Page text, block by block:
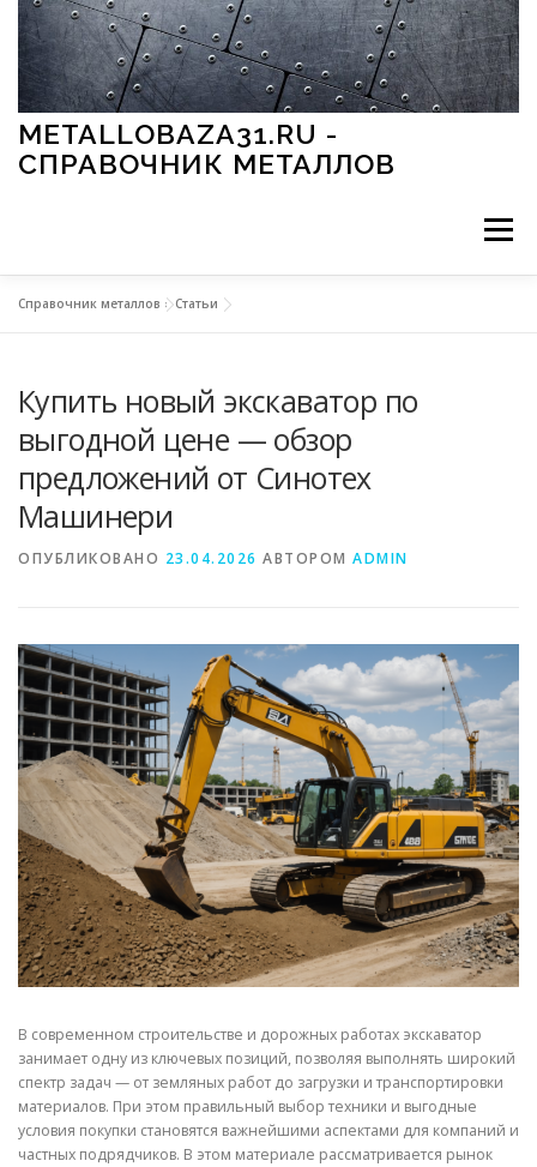
Перейти к содержимому
METALLOBAZA31.RU -
СПРАВОЧНИК МЕТАЛЛОВ
Меню
МЕТАЛЛЫ И ОКРУЖАЮЩАЯ СРЕДА
ПРИМЕНЕНИЕ МЕТАЛЛОВ
СТАТЬИ
Справочник металлов »Статьи
Купить новый экскаватор по
выгодной цене — обзор
предложений от Синотех
Машинери
ОПУБЛИКОВАНО 23.04.2026 АВТОРОМ ADMIN
В современном строительстве и дорожных работах экскаватор
занимает одну из ключевых позиций, позволяя выполнять широкий
спектр задач — от земляных работ до загрузки и транспортировки
материалов. При этом правильный выбор техники и выгодные
условия покупки становятся важнейшими аспектами для компаний и
частных подрядчиков. В этом материале рассматривается рынок